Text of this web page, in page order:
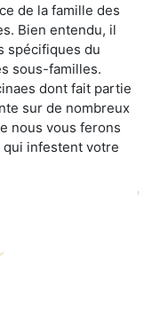
de la famille des
Bien entendu, il
spécifiques du
sous-familles.
dont fait partie
sur de nombreux
nous vous ferons
infestent votre